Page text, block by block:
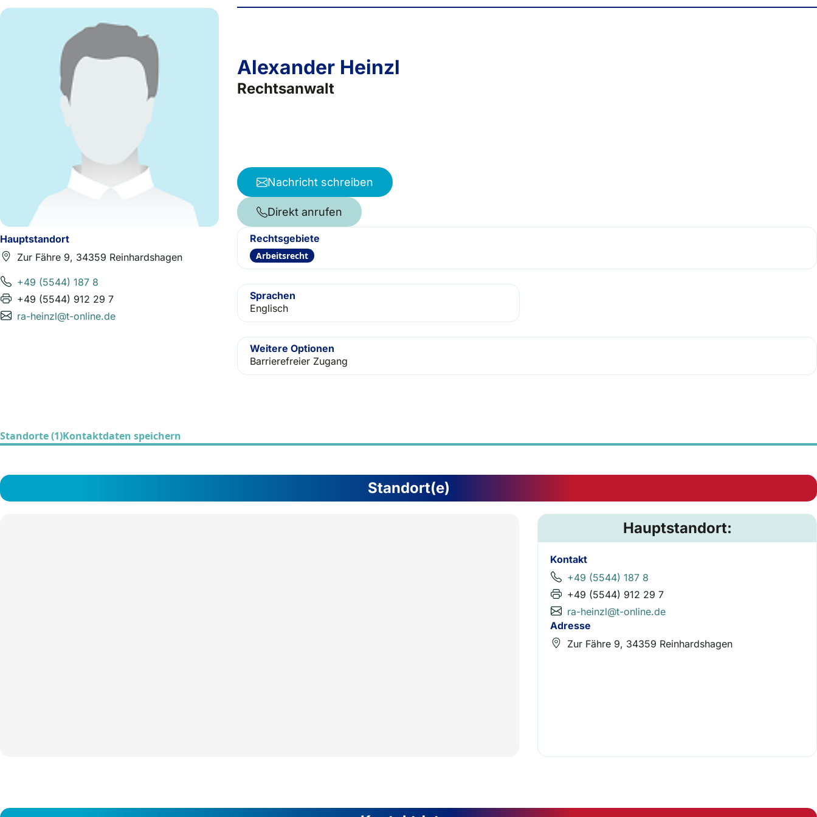
Hauptstandort
Zur Fähre 9, 34359 Reinhardshagen
+49 (5544) 187 8
+49 (5544) 912 29 7
ra-heinzl@t-online.de
Alexander Heinzl
Rechtsanwalt
Nachricht schreiben
Direkt anrufen
Rechtsgebiete
Arbeitsrecht
Sprachen
Englisch
Weitere Optionen
Barrierefreier Zugang
Standorte (1)Kontaktdaten speichern
Standort(e)
Hauptstandort:
Kontakt
+49 (5544) 187 8
+49 (5544) 912 29 7
ra-heinzl@t-online.de
Adresse
Zur Fähre 9, 34359 Reinhardshagen